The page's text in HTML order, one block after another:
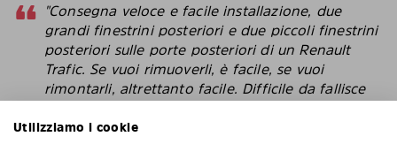
"Consegna veloce e facile installazione, due
grandi finestrini posteriori e due piccoli finestrini
posteriori sulle porte posteriori di un Renault
Trafic. Se vuoi rimuoverli, è facile, se vuoi
rimontarli, altrettanto facile. Difficile da fallisce
più intelligenti delle pellicole protettive che
Utilizziamo i cookie